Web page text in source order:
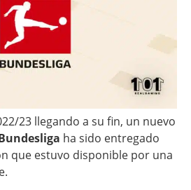
23 llegando a su fin, un nuevo
ha sido entregado
que estuvo disponible por una